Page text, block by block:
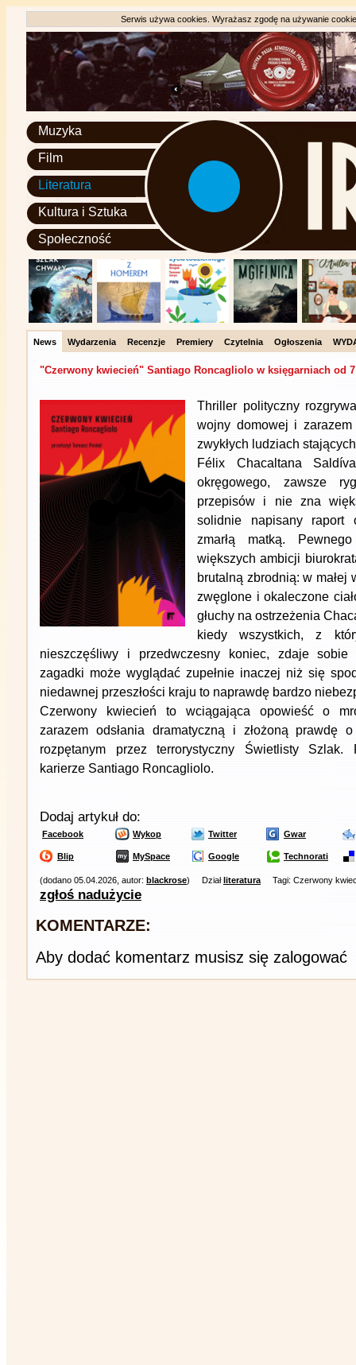
Serwis używa cookies. Wyrażasz zgodę na używanie
Muzyka
Film
Literatura
Kultura i Sztuka
Społeczność
News Wydarzenia Recenzje Premiery Czytelnia Ogłoszenia
"Czerwony kwiecień" Santiago Roncagliolo w księgarniach od
Thriller polityczny
wojny domowej i
zwykłych ludziach
Félix Chacaltana
okręgowego, zawsze
przepisów i nie zna
solidnie napisany raport
zmarłą matką.
większych ambicji
brutalną zbrodnią: w
zwęglone i okaleczone
głuchy na ostrzeżenia
kiedy wszystkich, z
nieszczęśliwy i przedwczesny koniec, zdaje sobie
zagadki może wyglądać zupełnie inaczej niż się
niedawnej przeszłości kraju to naprawdę bardzo
Czerwony kwiecień to wciągająca opowieść o
zarazem odsłania dramatyczną i złożoną prawdę
rozpętanym przez terrorystyczny Świetlisty Szlak.
karierze Santiago Roncagliolo.
Dodaj artykuł do:
Facebook Wykop Twitter Gwar
Blip MySpace Google Technorati
(dodano 05.04.2026, autor: blackrose) Działliteratura Tagi: Czerwony
zgłoś nadużycie
KOMENTARZE:
Aby dodać komentarz musisz się zalogować